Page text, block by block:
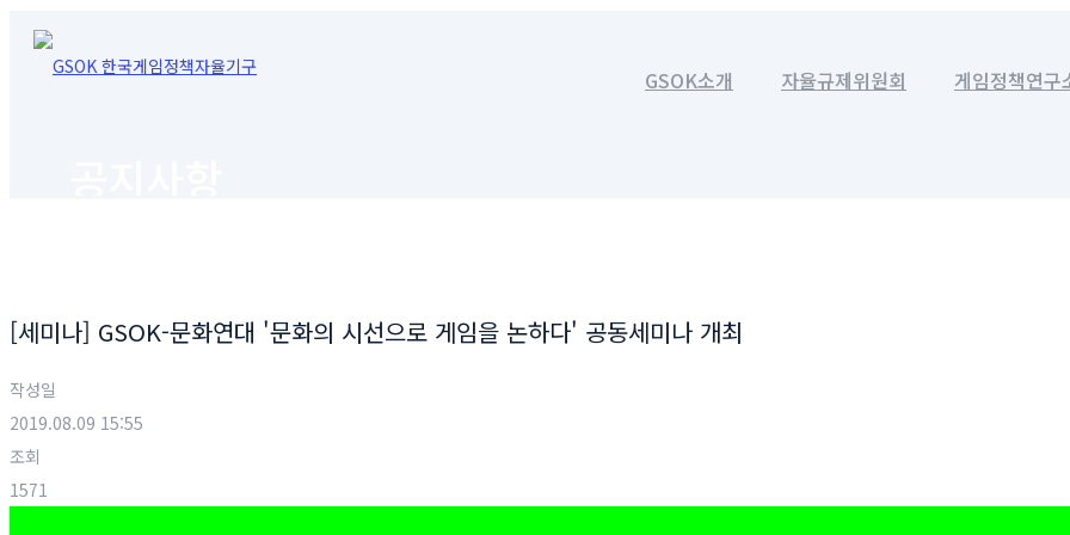
GSOK소개 자율규제위원회 게임정책연구
[세미나] GSOK-문화연대 '문화의 시선으로 게임을 논하다' 공동세미나 개최
작성일
2019.08.09 15:55
조회
1571